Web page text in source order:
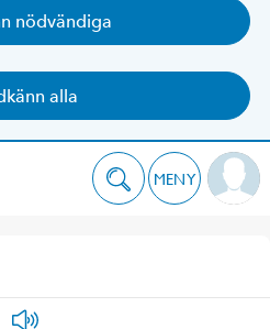
nödvändiga
alla
MENY